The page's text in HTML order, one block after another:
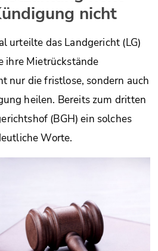
nicht
urteilte das Landgericht (LG)
ihre Mietrückstände
nur die fristlose, sondern auch
heilen. Bereits zum dritten
(BGH) ein solches
Worte.